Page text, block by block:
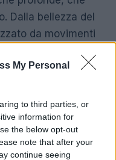
My Personal
to third parties, or
information for
the below opt-out
note that after your
continue seeing
Dalla bellezza del
da movimenti
e alla
uniche. Sia che si
appassionati, il
a essere una